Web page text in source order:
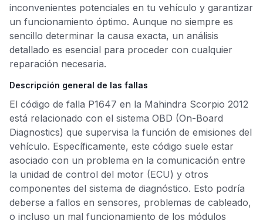
inconvenientes potenciales en tu vehículo y garantizar
un funcionamiento óptimo. Aunque no siempre es
sencillo determinar la causa exacta, un análisis
detallado es esencial para proceder con cualquier
reparación necesaria.
Descripción general de las fallas
El código de falla P1647 en la Mahindra Scorpio 2012
está relacionado con el sistema OBD (On-Board
Diagnostics) que supervisa la función de emisiones del
vehículo. Específicamente, este código suele estar
asociado con un problema en la comunicación entre
la unidad de control del motor (ECU) y otros
componentes del sistema de diagnóstico. Esto podría
deberse a fallos en sensores, problemas de cableado,
o incluso un mal funcionamiento de los módulos